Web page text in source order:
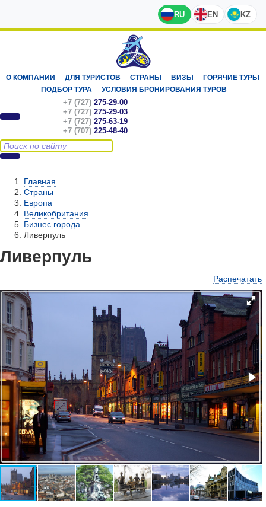
RU EN KZ
О КОМПАНИИ ДЛЯ ТУРИСТОВ СТРАНЫ ВИЗЫ
ГОРЯЧИЕ ТУРЫ
ПОДБОР ТУРА
УСЛОВИЯ БРОНИРОВАНИЯ ТУРОВ
+7 (727) 275-29-00
+7 (727) 275-29-03
+7 (727) 275-63-19
+7 (707) 225-48-40
Главная
Страны
Европа
Великобритания
Бизнес города
Ливерпуль
Ливерпуль
Распечатать